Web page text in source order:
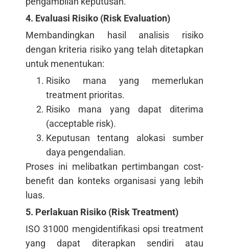
4. Evaluasi Risiko (Risk Evaluation)
Membandingkan hasil analisis risiko
dengan kriteria risiko yang telah ditetapkan
untuk menentukan:
Risiko mana yang memerlukan
treatment prioritas.
Risiko mana yang dapat diterima
(acceptable risk).
Keputusan tentang alokasi sumber
daya pengendalian.
Proses ini melibatkan pertimbangan cost-
benefit dan konteks organisasi yang lebih
luas.
5. Perlakuan Risiko (Risk Treatment)
ISO 31000 mengidentifikasi opsi treatment
yang dapat diterapkan sendiri atau